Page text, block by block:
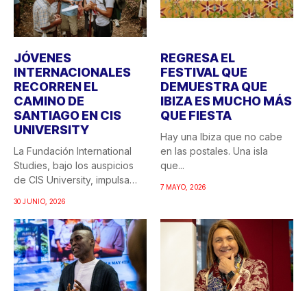
JÓVENES
INTERNACIONALES
RECORREN EL
CAMINO DE
SANTIAGO EN CIS
UNIVERSITY
La Fundación International
Studies, bajo los auspicios
de CIS University, impulsa
30 JUNIO, 2026
REGRESA EL
FESTIVAL QUE
DEMUESTRA QUE
IBIZA ES MUCHO MÁS
QUE FIESTA
Hay una Ibiza que no cabe
en las postales. Una isla
que...
7 MAYO, 2026